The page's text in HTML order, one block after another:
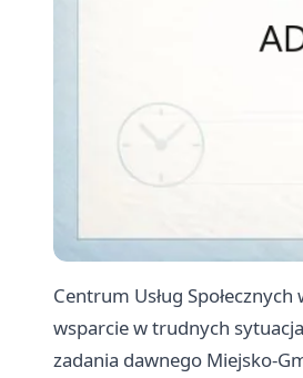
Centrum Usług
wsparcie w trudnych
zadania dawnego Miejsko-